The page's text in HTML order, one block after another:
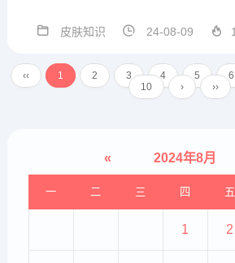
传染性，往
状 患羊瘙痒
触撞、弹蹄
皮肤知识 24-08-09
‹‹ 1 2 3 4 5 6
10
› ››
« 2024年8月
一 二 三 四 五
1 2